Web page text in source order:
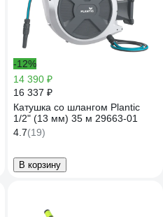
-12%
14 390 ₽
16 337 ₽
Катушка со шлангом Plantic
1/2" (13 мм) 35 м 29663-01
4.7(19)
В корзину